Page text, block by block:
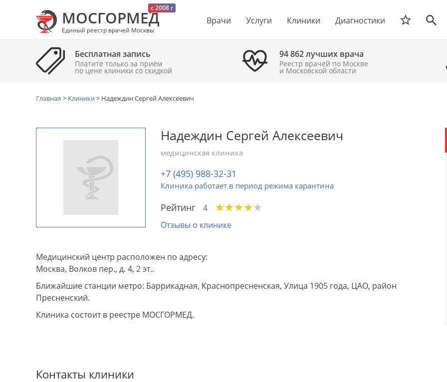
c 2008 г
МОСГОРМЕД
Единый реестр врачей Москвы
Врачи Услуги Клиники Диагностики
Бесплатная запись
Платите только за приём
по цене клиники cо скидкой
94 862 лучших врача
Реестр врачей по Москве
и Московской области
Главная > Клиники> Надеждин Сергей Алексеевич
Надеждин Сергей Алексеевич
медицинская клиника
+7 (495) 988-32-31
Клиника работает в период режима карантина
Рейтинг 4 ★★★★★
★★★★★
Отзывы о клинике
Медицинский центр расположен по адресу:
Москва, Волков пер., д. 4, 2 эт..
Ближайшие станции метро: Баррикадная, Краснопресненская, Улица 1905 года, ЦАО, район
Пресненский.
Клиника состоит в реестре МОСГОРМЕД.
Контакты клиники